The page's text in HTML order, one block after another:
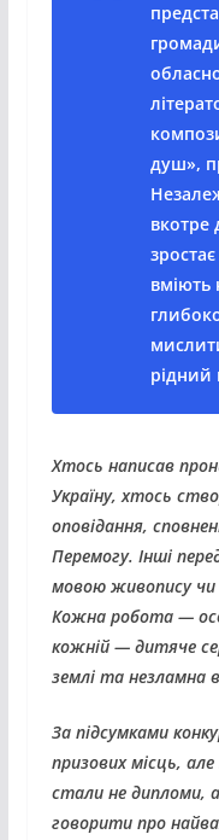
душ»,
вкотре
вміють
рідний
Хтось написав
Україну, хтось
оповідання,
Перемогу. Інші
мовою живопису чи
Кожна робота —
кожній — дитяче
землі та незламна
За підсумками
призових місць,
стали не дипломи,
говорити про